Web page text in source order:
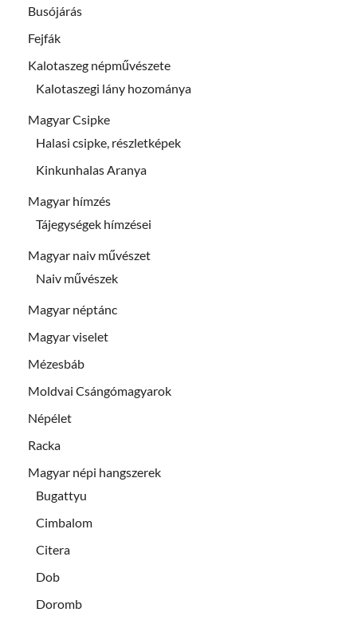
Busójárás
Fejfák
Kalotaszeg népművészete
Kalotaszegi lány hozománya
Magyar Csipke
Halasi csipke, részletképek
Kinkunhalas Aranya
Magyar hímzés
Tájegységek hímzései
Magyar naiv művészet
Naiv művészek
Magyar néptánc
Magyar viselet
Mézesbáb
Moldvai Csángómagyarok
Népélet
Racka
Magyar népi hangszerek
Bugattyu
Cimbalom
Citera
Dob
Doromb